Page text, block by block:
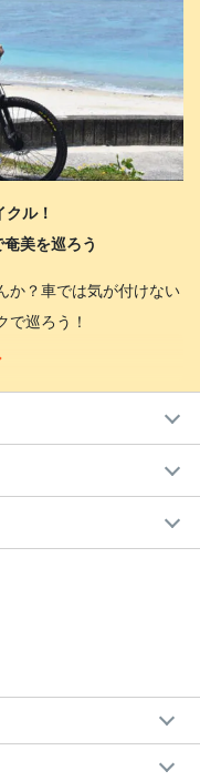
ル！
奄美を巡ろう
か？車では気が付けない
巡ろう！
トも◎